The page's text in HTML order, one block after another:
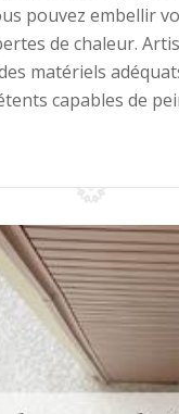
pouvez embellir
de chaleur.
matériels
capables de